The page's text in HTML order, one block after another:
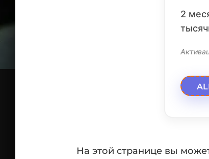
2
На этой странице вы